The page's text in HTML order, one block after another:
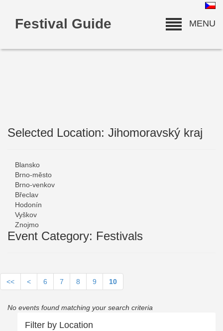
Festival Guide MENU
deneme bonusu
Selected Location: Jihomoravský kraj
Blansko
Brno-město
Brno-venkov
Břeclav
Hodonín
Vyškov
Znojmo
Event Category: Festivals
<< < 6 7 8 9 10
No events found matching your search criteria
Filter by Location